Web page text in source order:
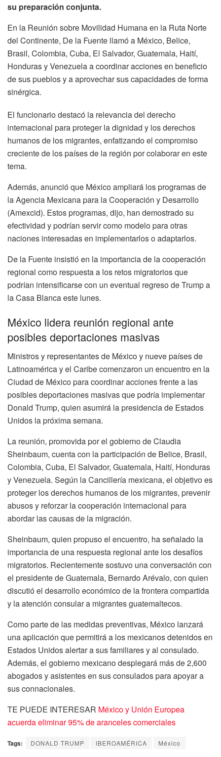
su preparación conjunta.
En la Reunión sobre Movilidad Humana en la Ruta Norte
del Continente, De la Fuente llamó a México, Belice,
Brasil, Colombia, Cuba, El Salvador, Guatemala, Haití,
Honduras y Venezuela a coordinar acciones en beneficio
de sus pueblos y a aprovechar sus capacidades de forma
sinérgica.
El funcionario destacó la relevancia del derecho
internacional para proteger la dignidad y los derechos
humanos de los migrantes, enfatizando el compromiso
creciente de los países de la región por colaborar en este
tema.
Además, anunció que México ampliará los programas de
la Agencia Mexicana para la Cooperación y Desarrollo
(Amexcid). Estos programas, dijo, han demostrado su
efectividad y podrían servir como modelo para otras
naciones interesadas en implementarlos o adaptarlos.
De la Fuente insistió en la importancia de la cooperación
regional como respuesta a los retos migratorios que
podrían intensificarse con un eventual regreso de Trump a
la Casa Blanca este lunes.
México lidera reunión regional ante
posibles deportaciones masivas
Ministros y representantes de México y nueve países de
Latinoamérica y el Caribe comenzaron un encuentro en la
Ciudad de México para coordinar acciones frente a las
posibles deportaciones masivas que podría implementar
Donald Trump, quien asumirá la presidencia de Estados
Unidos la próxima semana.
La reunión, promovida por el gobierno de Claudia
Sheinbaum, cuenta con la participación de Belice, Brasil,
Colombia, Cuba, El Salvador, Guatemala, Haití, Honduras
y Venezuela. Según la Cancillería mexicana, el objetivo es
proteger los derechos humanos de los migrantes, prevenir
abusos y reforzar la cooperación internacional para
abordar las causas de la migración.
Sheinbaum, quien propuso el encuentro, ha señalado la
importancia de una respuesta regional ante los desafíos
migratorios. Recientemente sostuvo una conversación con
el presidente de Guatemala, Bernardo Arévalo, con quien
discutió el desarrollo económico de la frontera compartida
y la atención consular a migrantes guatemaltecos.
Como parte de las medidas preventivas, México lanzará
una aplicación que permitirá a los mexicanos detenidos en
Estados Unidos alertar a sus familiares y al consulado.
Además, el gobierno mexicano desplegará más de 2,600
abogados y asistentes en sus consulados para apoyar a
sus connacionales.
TE PUEDE INTERESAR México y Unión Europea
acuerda eliminar 95% de aranceles comerciales
Tags: DONALD TRUMP IBEROAMÉRICA México